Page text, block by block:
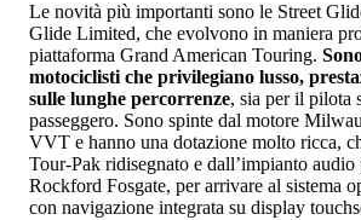
Le novità più importanti sono le Street
Glide Limited, che evolvono in maniera
piattaforma Grand American Touring.
motociclisti che privilegiano lusso,
sulle lunghe percorrenze, sia per il pilota
passeggero. Sono spinte dal motore
VVT e hanno una dotazione molto ricca,
Tour-Pak ridisegnato e dall’impianto
Rockford Fosgate, per arrivare al sistema
con navigazione integrata su display